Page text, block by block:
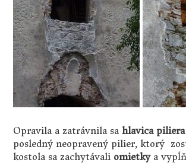
Opravila a zatrávnila sa hlavica piliera
posledný neopravený pilier, ktorý
kostola sa zachytávali omietkya